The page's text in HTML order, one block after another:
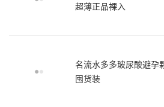
超薄正品裸入
名流水多多玻尿酸避孕
囤货装